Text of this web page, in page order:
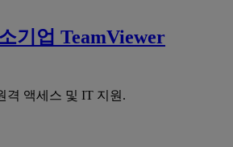
기업 TeamViewer
격 액세스 및 IT 지원.